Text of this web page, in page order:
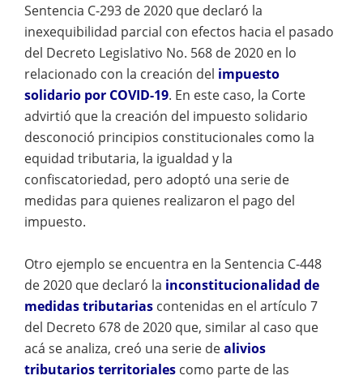
Sentencia C-293 de 2020 que declaró la
inexequibilidad parcial con efectos hacia el pasado
del Decreto Legislativo No. 568 de 2020 en lo
relacionado con la creación del impuesto
solidario por COVID-19. En este caso, la Corte
advirtió que la creación del impuesto solidario
desconoció principios constitucionales como la
equidad tributaria, la igualdad y la
confiscatoriedad, pero adoptó una serie de
medidas para quienes realizaron el pago del
impuesto.
Otro ejemplo se encuentra en la Sentencia C-448
de 2020 que declaró la inconstitucionalidad de
medidas tributarias contenidas en el artículo 7
del Decreto 678 de 2020 que, similar al caso que
acá se analiza, creó una serie dealivios
tributarios territoriales como parte de las